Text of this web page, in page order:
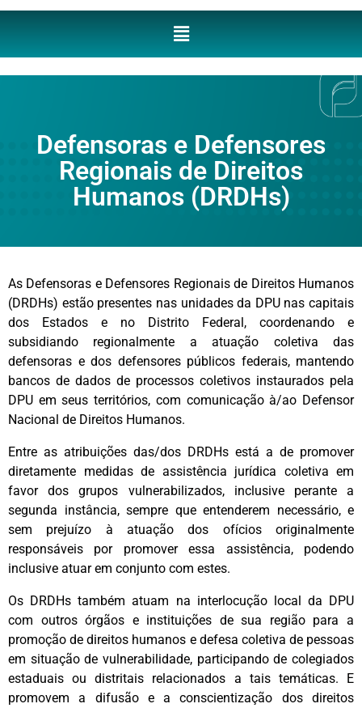
Defensoras e Defensores
Regionais de Direitos
Humanos (DRDHs)
As Defensoras e Defensores Regionais de Direitos Humanos
(DRDHs) estão presentes nas unidades da DPU nas capitais
dos Estados e no Distrito Federal, coordenando e
subsidiando regionalmente a atuação coletiva das
defensoras e dos defensores públicos federais, mantendo
bancos de dados de processos coletivos instaurados pela
DPU em seus territórios, com comunicação à/ao Defensor
Nacional de Direitos Humanos.
Entre as atribuições das/dos DRDHs está a de promover
diretamente medidas de assistência jurídica coletiva em
favor dos grupos vulnerabilizados, inclusive perante a
segunda instância, sempre que entenderem necessário, e
sem prejuízo à atuação dos ofícios originalmente
responsáveis por promover essa assistência, podendo
inclusive atuar em conjunto com estes.
Os DRDHs também atuam na interlocução local da DPU
com outros órgãos e instituições de sua região para a
promoção de direitos humanos e defesa coletiva de pessoas
em situação de vulnerabilidade, participando de colegiados
estaduais ou distritais relacionados a tais temáticas. E
promovem a difusão e a conscientização dos direitos